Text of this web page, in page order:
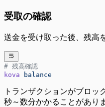
受取の確認
送金を受け取った後、残高
# 残高確認
kova balance
トランザクションがブロッ
秒～数分かかることがあり